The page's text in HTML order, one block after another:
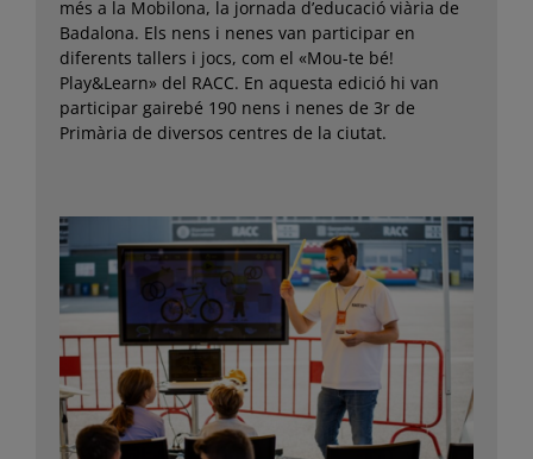
més a la Mobilona, la jornada d’educació viària de
Badalona. Els nens i nenes van participar en
diferents tallers i jocs, com el «Mou-te bé!
Play&Learn» del RACC. En aquesta edició hi van
participar gairebé 190 nens i nenes de 3r de
Primària de diversos centres de la ciutat.